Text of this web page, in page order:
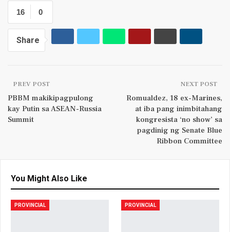
0
16
Share
PREV POST
PBBM makikipagpulong
kay Putin sa ASEAN-Russia
Summit
NEXT POST
Romualdez, 18 ex-Marines,
at iba pang inimbitahang
kongresista ‘no show’ sa
pagdinig ng Senate Blue
Ribbon Committee
You Might Also Like
PROVINCIAL PROVINCIAL